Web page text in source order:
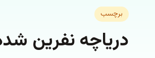
برچسب
درياچه نفرين